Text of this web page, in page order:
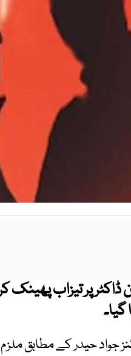
ڈاکٹر پر تیزاب پھینک
جواد حیدر کے مطابق